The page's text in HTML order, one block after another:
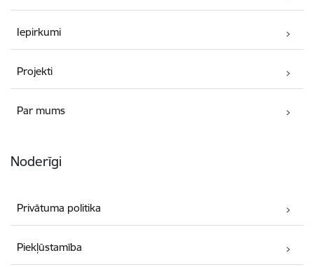
Iepirkumi
Projekti
Par mums
Noderīgi
Privātuma politika
Piekļūstamība